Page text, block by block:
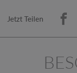
Jetzt Teilen